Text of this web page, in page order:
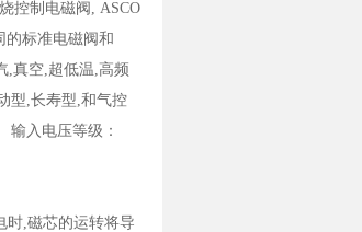
控制电磁阀, ASCO
的标准电磁阀和
,真空,超低温,高频
型,长寿型,和气控
输入电压等级：
时,磁芯的运转将导